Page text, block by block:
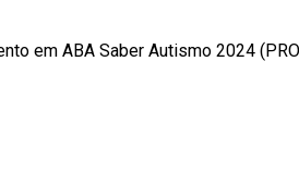
em ABA Saber Autismo 2024